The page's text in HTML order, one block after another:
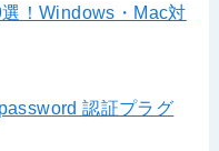
！Windows・Mac対
認証プラグ